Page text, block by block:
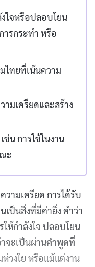
งใจหรือปลอบโยน
รกระทำ หรือ
ไทยที่เน้นความ
ามเครียดและสร้าง
น การใช้ในงาน
ะ
วามเครียด การได้รับ
เป็นสิ่งที่มีค่ายิ่ง คำว่า
ห้กำลังใจ ปลอบโยน
จะเป็นผ่านคำพูดที่
วงใย หรือแม้แต่งาน